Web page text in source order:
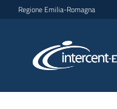
Vai al contenuto
Vai alla navigazione
Vai al footer
Regione Emilia-Romagna
per